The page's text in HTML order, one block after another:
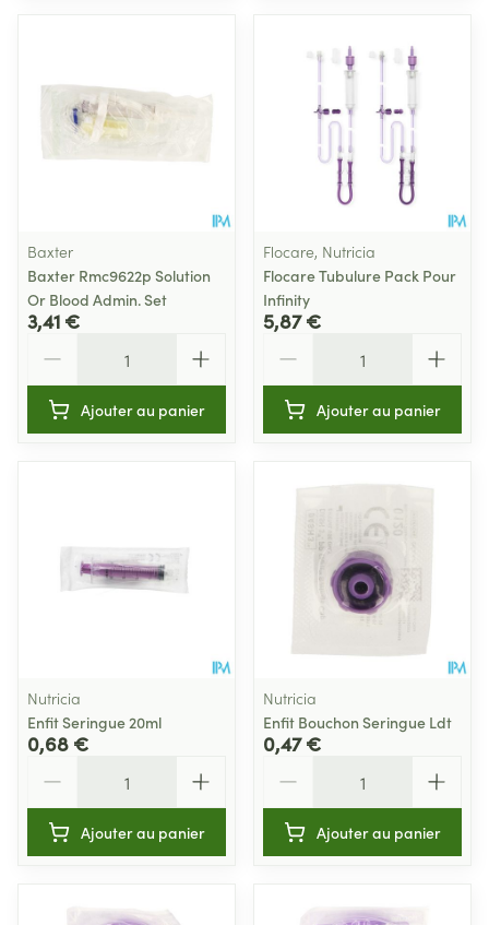
Baxter
Baxter Rmc9622p Solution
Or Blood Admin. Set
3,41 €
Ajouter au panier
Flocare, Nutricia
Flocare Tubulure Pack Pour
Infinity
5,87 €
Ajouter au panier
Nutricia
Enfit Seringue 20ml
0,68 €
Ajouter au panier
Nutricia
Enfit Bouchon Seringue Ldt
0,47 €
Ajouter au panier